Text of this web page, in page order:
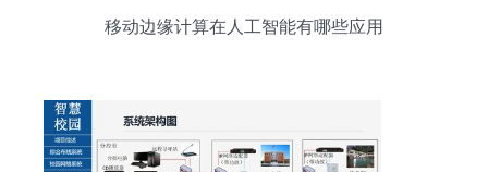
移动边缘计算在人工智能有哪些应用